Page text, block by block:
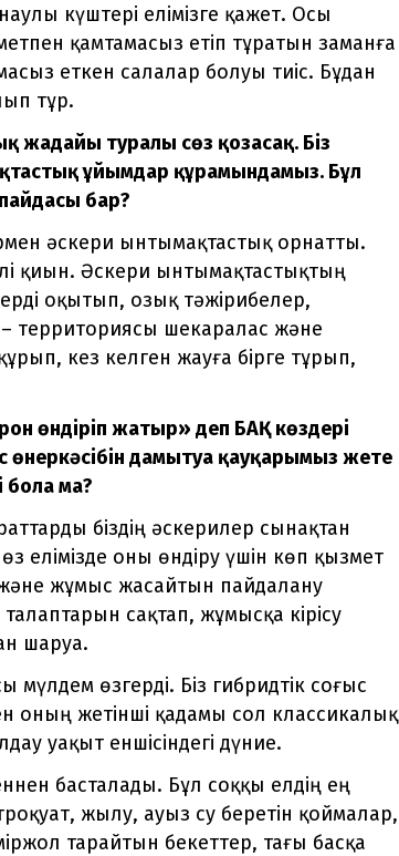
күштері елімізге қажет. Осы
қамтамасыз етіп тұратын заманға
еткен салалар болуы тиіс. Бұдан
тұр.
туралы сөз қозғасақ. Біз
ұйымдар құрамындамыз. Бұл
бар?
әскери ынтымақтастық орнатты.
қиын. Әскери ынтымақтастықтың
оқытып, озық тәжірибелер,
– территориясы шекаралас және
кез келген жауға бірге тұрып,
өндіріп жатыр» деп БАҚ көздері
дамытуға қауқарымыз жете
бола ма?
біздің әскерилер сынақтан
елімізде оны өндіру үшін көп қызмет
жұмыс жасайтын пайдалану
сақтап, жұмысқа кірісу
шаруа.
мүлдем өзгерді. Біз гибридтік соғыс
оның жетінші қадамы сол классикалық
уақыт еншісіндегі дүние.
басталады. Бұл соққы елдің ең
жылу, ауыз су беретін қоймалар,
тарайтын бекеттер, тағы басқа